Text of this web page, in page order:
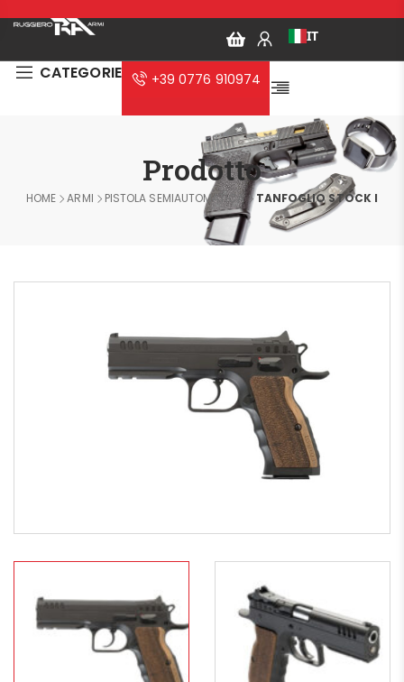
IT
CATEGORIE +39 0776 910974
Prodotto
HOME ARMI PISTOLA SEMIAUTOMATICA TANFOGLIO STOCK I